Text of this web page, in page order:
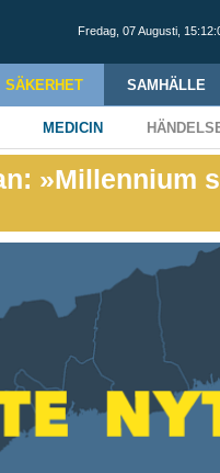
Fredag, 07 Augusti,
SÄKERHET SAMHÄLLE
MEDICIN
»Millennium